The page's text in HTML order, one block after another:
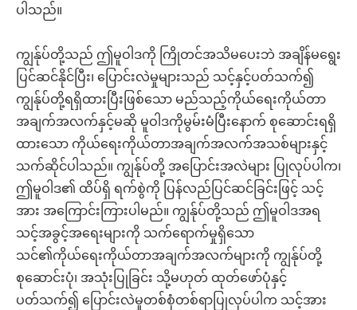
ပါသည်။
ကျွန်ုပ်တို့သည် ဤမူဝါဒကို ကြိုတင်အသိမပေးဘဲ အချိန်မရွေး
ပြင်ဆင်နိုင်ပြီး၊ ပြောင်းလဲမှုများသည် သင့်နှင့်ပတ်သက်၍
ကျွန်ုပ်တို့ရရှိထားပြီးဖြစ်သော မည်သည့်ကိုယ်ရေးကိုယ်တာ
အချက်အလက်နှင့်မဆို မူဝါဒကိုမွမ်းမံပြီးနောက် စုဆောင်းရရှိ
ထားသော ကိုယ်ရေးကိုယ်တာအချက်အလက်အသစ်များနှင့်
သက်ဆိုင်ပါသည်။ ကျွန်ုပ်တို့ အပြောင်းအလဲများ ပြုလုပ်ပါက၊
ဤမူဝါဒ၏ ထိပ်ရှိ ရက်စွဲကို ပြန်လည်ပြင်ဆင်ခြင်းဖြင့် သင့်
အား အကြောင်းကြားပါမည်။ ကျွန်ုပ်တို့သည် ဤမူဝါဒအရ
သင့်အခွင့်အရေးများကို သက်ရောက်မှုရှိသော
သင်၏ကိုယ်ရေးကိုယ်တာအချက်အလက်များကို ကျွန်ုပ်တို့
စုဆောင်းပုံ၊ အသုံးပြုခြင်း သို့မဟုတ် ထုတ်ဖော်ပုံနှင့်
ပတ်သက်၍ ပြောင်းလဲမှုတစ်စုံတစ်ရာပြုလုပ်ပါက သင့်အား